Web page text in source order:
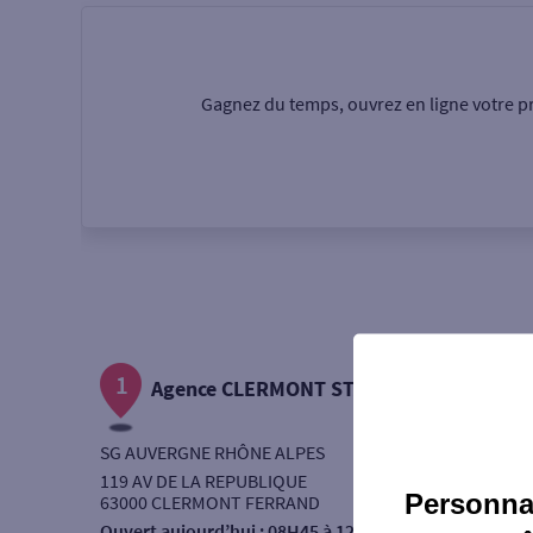
Autour de moi
Gagnez du temps, ouvrez en ligne votre
1 Agence CLERMONT STADE NUGER
SG AUVERGNE RHÔNE ALPES
119 AV DE LA REPUBLIQUE
63000 CLERMONT FERRAND